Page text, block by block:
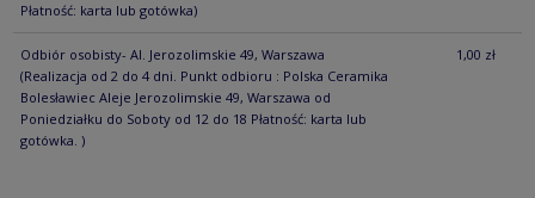
Płatność: karta lub gotówka)
Odbiór osobisty- Al. Jerozolimskie 49, Warszawa
(Realizacja od 2 do 4 dni. Punkt odbioru : Polska Ceramika
Bolesławiec Aleje Jerozolimskie 49, Warszawa od
Poniedziałku do Soboty od 12 do 18 Płatność: karta lub
gotówka. )
1,00 zł